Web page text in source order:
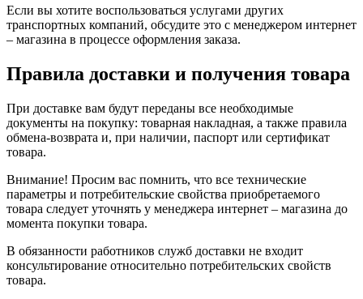
Если вы хотите воспользоваться услугами других
транспортных компаний, обсудите это с менеджером интернет
– магазина в процессе оформления заказа.
Правила доставки и получения товара
При доставке вам будут переданы все необходимые
документы на покупку: товарная накладная, а также правила
обмена-возврата и, при наличии, паспорт или сертификат
товара.
Внимание! Просим вас помнить, что все технические
параметры и потребительские свойства приобретаемого
товара следует уточнять у менеджера интернет – магазина до
момента покупки товара.
В обязанности работников служб доставки не входит
консультирование относительно потребительских свойств
товара.